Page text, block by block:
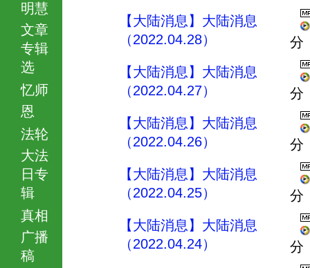
明慧
文章
专辑
选
忆师
恩
法轮
大法
日专
辑
真相
广播
稿
【大陆消息】大陆消息
（2022.04.28）
分
【大陆消息】大陆消息
（2022.04.27）
分
【大陆消息】大陆消息
（2022.04.26）
分
【大陆消息】大陆消息
（2022.04.25）
分
【大陆消息】大陆消息
（2022.04.24）
分